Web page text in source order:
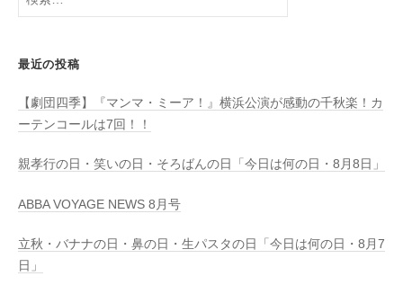
最近の投稿
【劇団四季】『マンマ・ミーア！』横浜公演が感動の千秋楽！カ
ーテンコールは7回！！
親孝行の日・笑いの日・そろばんの日「今日は何の日・8月8日」
ABBA VOYAGE NEWS 8月号
立秋・バナナの日・鼻の日・生パスタの日「今日は何の日・8月7
日」